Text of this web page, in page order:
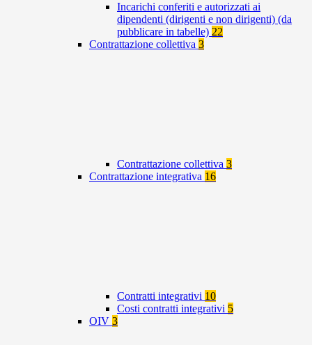
Incarichi conferiti e autorizzati ai
dipendenti (dirigenti e non dirigenti) (da
pubblicare in tabelle) 22
Contrattazione collettiva 3
Contrattazione collettiva 3
Contrattazione integrativa 16
Contratti integrativi 10
Costi contratti integrativi 5
OIV 3